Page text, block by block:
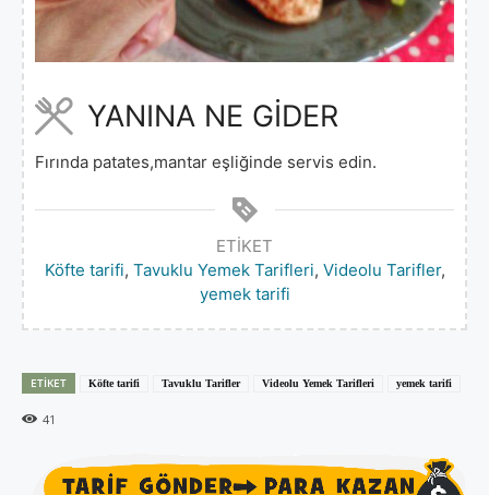
YANINA NE GİDER
Fırında patates,mantar eşliğinde servis edin.
ETIKET
Köfte tarifi, Tavuklu Yemek Tarifleri, Videolu Tarifler,
yemek tarifi
ETIKET Köfte tarifi Tavuklu Tarifler Videolu Yemek Tarifleri yemek tarifi
41